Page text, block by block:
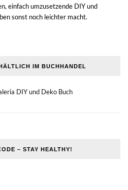
einfach umzusetzende DIY und
sonst noch leichter macht.
IM BUCHHANDEL
– STAY HEALTHY!